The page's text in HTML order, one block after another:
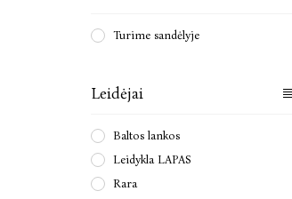
Turime sandėlyje
Leidėjai
Baltos lankos
Leidykla LAPAS
Rara